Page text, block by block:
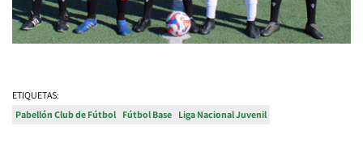
ETIQUETAS:
Pabellón Club de Fútbol Fútbol Base Liga Nacional Juvenil